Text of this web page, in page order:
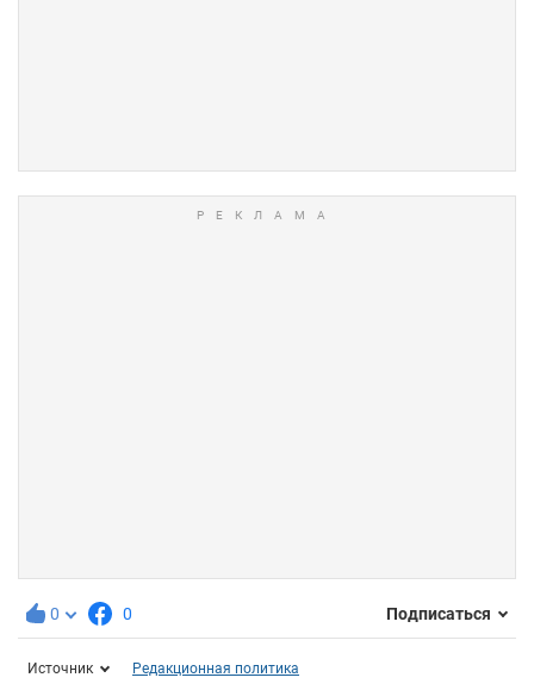
0 0 Подписаться
Источник Редакционная политика